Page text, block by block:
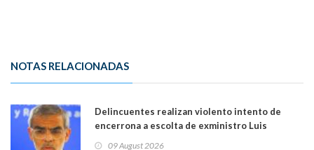
NOTAS RELACIONADAS
Delincuentes realizan violento intento de
encerrona a escolta de exministro Luis
09 August 2026